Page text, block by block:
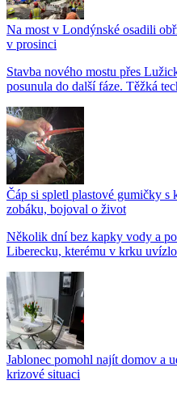
Na most v Londýnské osadili
v prosinci
Stavba nového mostu přes
posunula do další fáze. Těžká
Čáp si spletl plastové gumičky
zobáku, bojoval o život
Několik dní bez kapky vody a
Liberecku, kterému v krku uvízlo
Jablonec pomohl najít domov a
krizové situaci